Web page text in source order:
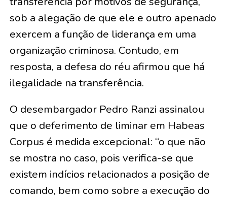
sob a alegação de que ele e outro apenado
exercem a função de liderança em uma
organização criminosa. Contudo, em
resposta, a defesa do réu afirmou que há
ilegalidade na transferência.
O desembargador Pedro Ranzi assinalou
que o deferimento de liminar em Habeas
Corpus é medida excepcional: “o que não
se mostra no caso, pois verifica-se que
existem indícios relacionados a posição de
comando, bem como sobre a execução do